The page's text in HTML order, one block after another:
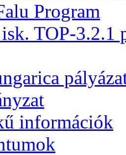
Program
TOP-3.2.1
információk